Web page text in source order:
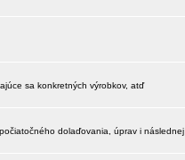
sa konkretných výrobkov, atď
dolaďovania, úprav i